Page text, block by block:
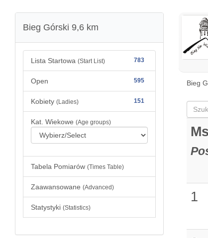
Bieg Górski 9,6 km
Lista Startowa (Start List) 783
Open 595
Kobiety (Ladies) 151
Kat. Wiekowe (Age groups)
Tabela Pomiarów (Times Table)
Zaawansowane (Advanced)
Statystyki (Statistics)
Bieg
1